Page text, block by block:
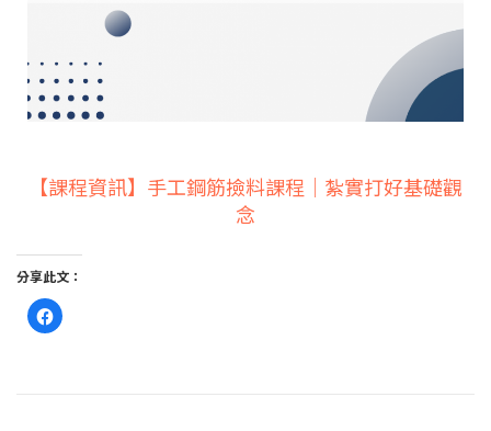
【課程資訊】手工鋼筋撿料課程｜紮實打好基礎觀
念
分享此文：
按
一